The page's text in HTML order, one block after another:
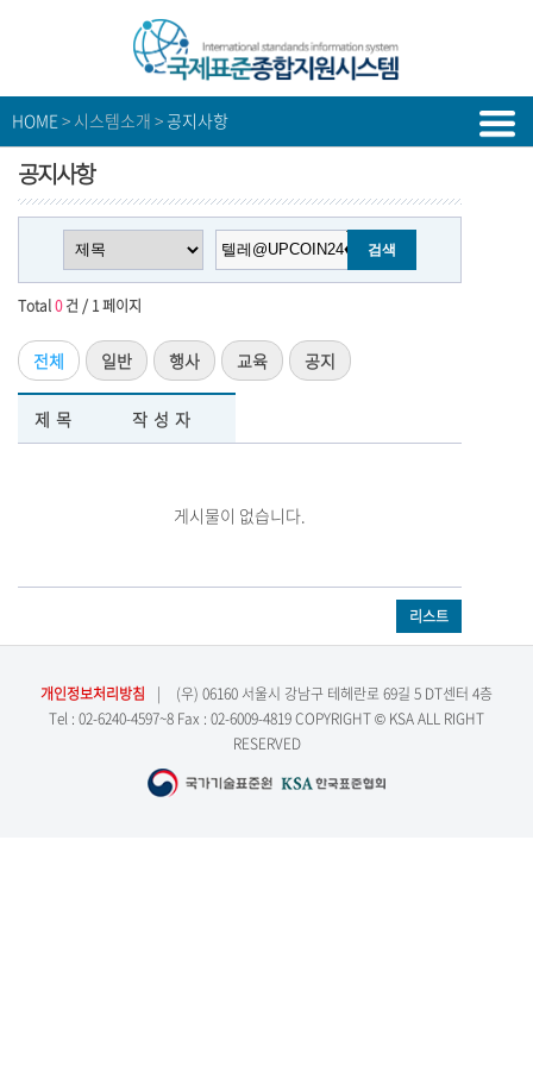
HOME > 시스템소개 > 공지사항
공지사항
Total0건 / 1 페이지
전체 일반 행사 교육 공지
제목 작성자
게시물이 없습니다.
리스트
개인정보처리방침 |
(우) 06160 서울시 강남구 테헤란로 69길 5 DT센터 4층
Tel : 02-6240-4597~8 Fax : 02-6009-4819 COPYRIGHT © KSA ALL RIGHT
RESERVED